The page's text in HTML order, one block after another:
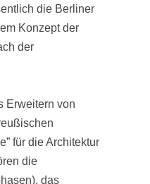
die Berliner
Konzept der
der
Erweitern von
für die Architektur
die
das